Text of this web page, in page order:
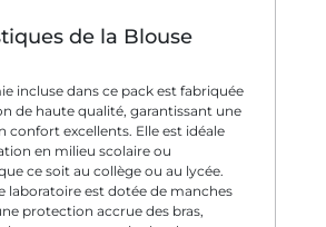
de la Blouse
incluse dans ce pack est fabriquée
de haute qualité, garantissant une
confort excellents. Elle est idéale
en milieu scolaire ou
ce soit au collège ou au lycée.
laboratoire est dotée de manches
protection accrue des bras,